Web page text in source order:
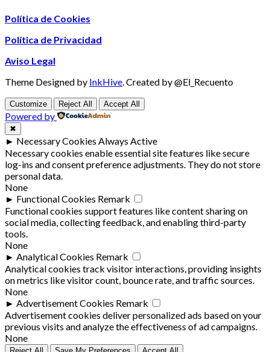
Política de Cookies
Política de Privacidad
Aviso Legal
Theme Designed by InkHive Created by @El_Recuento
Customize Reject All Accept All
Powered by
✖
► Necessary Cookies Always Active
Necessary cookies enable essential site features like secure
log-ins and consent preference adjustments. They do not store
personal data.
None
► Functional Cookies Remark
Functional cookies support features like content sharing on
social media, collecting feedback, and enabling third-party
tools.
None
► Analytical Cookies Remark
Analytical cookies track visitor interactions, providing insights
on metrics like visitor count, bounce rate, and traffic sources.
None
► Advertisement Cookies Remark
Advertisement cookies deliver personalized ads based on your
previous visits and analyze the effectiveness of ad campaigns.
None